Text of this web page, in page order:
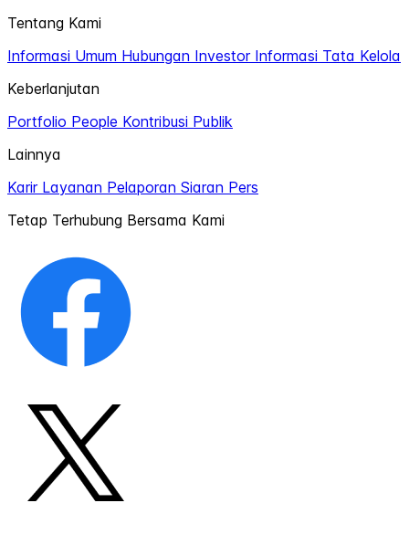
Tentang Kami
Informasi Umum Hubungan Investor Informasi Tata Kelola
Keberlanjutan
Portfolio People Kontribusi Publik
Lainnya
Karir Layanan Pelaporan Siaran Pers
Tetap Terhubung Bersama Kami